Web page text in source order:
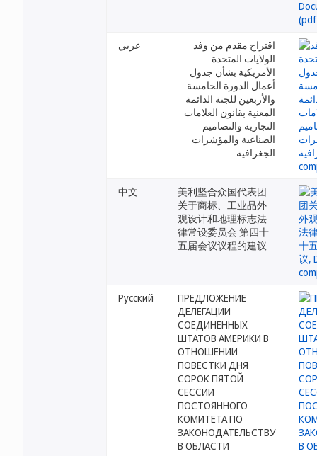
عربي
اقتراح مقدم من وفد
الولايات المتحدة
الأمريكية بشأن جدول
أعمال الدورة الخامسة
والأربعين للجنة الدائمة
المعنية بقانون العلامات
التجارية والتصاميم
الصناعية والمؤشرات
الجغرافية
中文
美利坚合众国代表团
关于商标、工业品外
观设计和地理标志法
律常设委员会 第四十
五届会议议程的建议
Русский
ПРЕДЛОЖЕНИЕ
ДЕЛЕГАЦИИ
СОЕДИНЕННЫХ
ШТАТОВ АМЕРИКИ В
ОТНОШЕНИИ
ПОВЕСТКИ ДНЯ
СОРОК ПЯТОЙ
СЕССИИ
ПОСТОЯННОГО
КОМИТЕТА ПО
ЗАКОНОДАТЕЛЬСТВУ
В ОБЛАСТИ